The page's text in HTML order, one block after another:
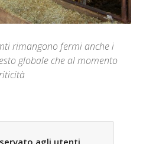
rimangono fermi anche i
globale che al momento
agli utenti